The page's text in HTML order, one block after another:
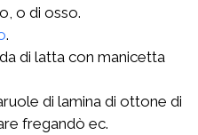
o di osso.
.
di latta con manicetta
di lamina di ottone di
fregandò ec.